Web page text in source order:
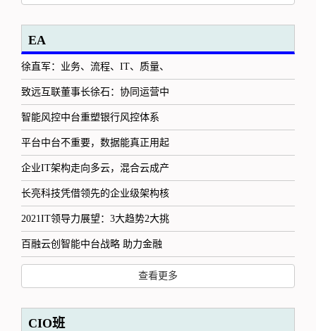
EA
徐直军：业务、流程、IT、质量、
致远互联董事长徐石：协同运营中
智能风控中台重塑银行风控体系
平台中台不重要，数据能真正用起
企业IT架构走向多云，混合云成产
长亮科技凭借领先的企业级架构核
2021IT领导力展望：3大趋势2大挑
百融云创智能中台战略 助力金融
查看更多
CIO班